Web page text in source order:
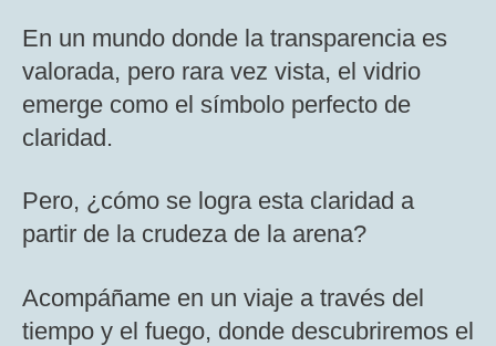
En un mundo donde la transparencia es
valorada, pero rara vez vista, el vidrio
emerge como el símbolo perfecto de
claridad.
Pero, ¿cómo se logra esta claridad a
partir de la crudeza de la arena?
Acompáñame en un viaje a través del
tiempo y el fuego, donde descubriremos el